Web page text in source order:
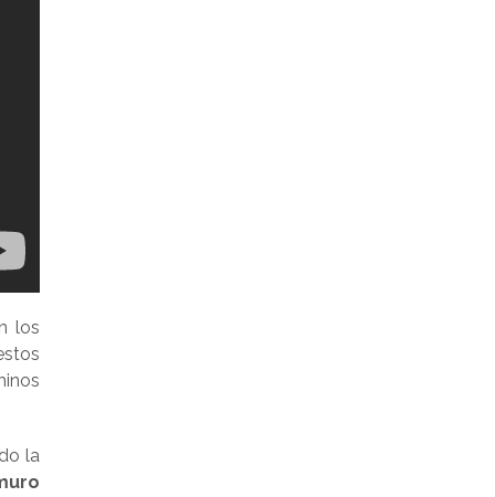
los
la